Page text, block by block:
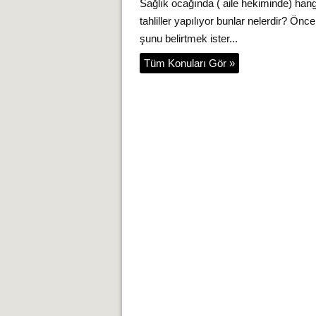
Sağlık ocağında ( aile hekiminde)
tahliller yapılıyor bunlar nelerdir?
şunu belirtmek ister...
Tüm Konuları Gör »